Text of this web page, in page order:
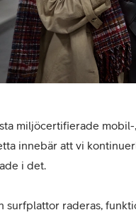
miljöcertifierade
innebär att vi
i det.
raderas,